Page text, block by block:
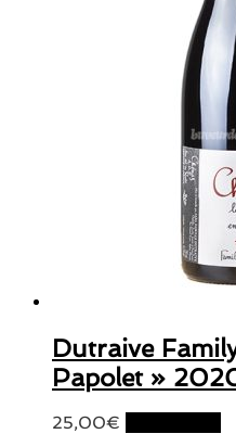
Dutraive
Papolet »
25,00€